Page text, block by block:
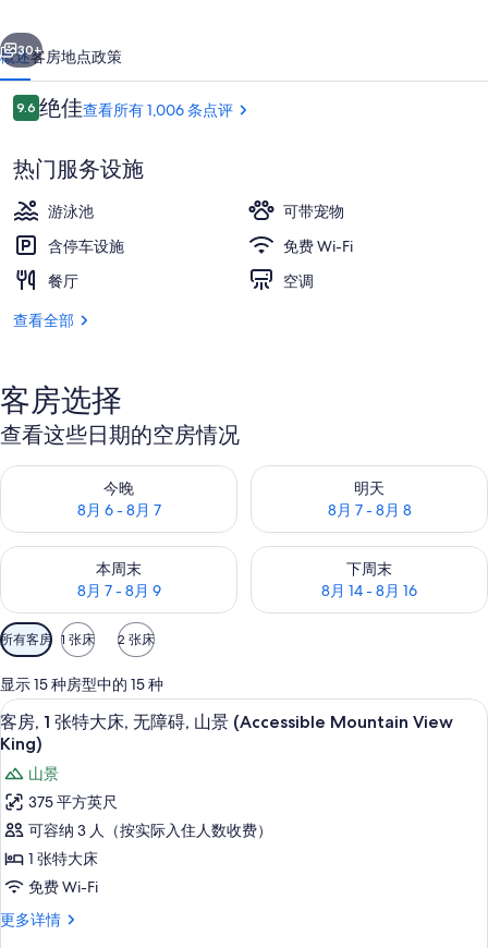
片
库
外观
个 下一个
30+
概述客房地点政策
点
评
9.69.6/10
绝佳查看所有 1,006 条点评
热门服务设施
游泳池
可带宠物
含停车设施
免费 Wi-Fi
餐厅
空调
查看全部
客房选择
查看这些日期的空房情况
今晚
8月 6 - 8月 7
查看今晚的空房情况：8月 6 - 8月 7
明天
8月 7 - 8月 8
查看明天的空房情况：8月 7 -
本周末
8月 7 - 8月 9
查看本周末的空房情况：8月 7 - 8月 9
下周末
8月 14 - 8月 16
查看下周末的空房情况：8月
可
用
的
客
房
筛
选
条
件
所有客房 1 张床 2 张床
显示 15 种房型中的 15 种
显
示
客
房,
张
特
床,
办公桌、熨斗/熨衣板、免费 WiFi、特
3
客房, 1 张特大床, 无障碍, 山景 (Accessible Mountain View
King)
山景
375 平方英尺
可容纳 3 人（按实际入住人数收费）
1 张特大床
免费 Wi-Fi
更多详情
客